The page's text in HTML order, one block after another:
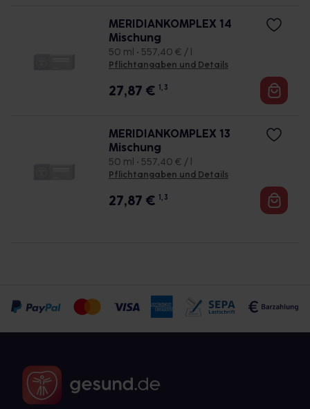
MERIDIANKOMPLEX 14
Mischung
50 ml • 557,40 € / l
Pflichtangaben und Details
27,87 € 1, 3
MERIDIANKOMPLEX 13
Mischung
50 ml • 557,40 € / l
Pflichtangaben und Details
27,87 € 1, 3